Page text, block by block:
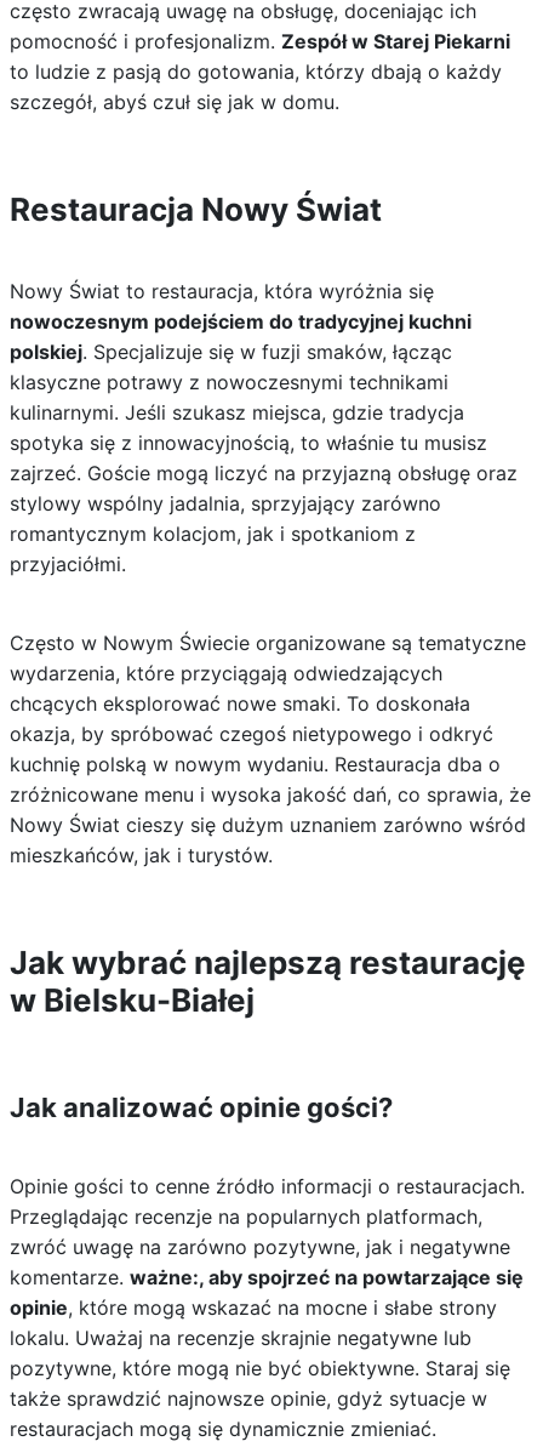
często zwracają uwagę na obsługę, doceniając ich
pomocność i profesjonalizm. Zespół w Starej Piekarni
to ludzie z pasją do gotowania, którzy dbają o każdy
szczegół, abyś czuł się jak w domu.
Restauracja Nowy Świat
Nowy Świat to restauracja, która wyróżnia się
nowoczesnym podejściem do tradycyjnej kuchni
polskiej. Specjalizuje się w fuzji smaków, łącząc
klasyczne potrawy z nowoczesnymi technikami
kulinarnymi. Jeśli szukasz miejsca, gdzie tradycja
spotyka się z innowacyjnością, to właśnie tu musisz
zajrzeć. Goście mogą liczyć na przyjazną obsługę oraz
stylowy wspólny jadalnia, sprzyjający zarówno
romantycznym kolacjom, jak i spotkaniom z
przyjaciółmi.
Często w Nowym Świecie organizowane są tematyczne
wydarzenia, które przyciągają odwiedzających
chcących eksplorować nowe smaki. To doskonała
okazja, by spróbować czegoś nietypowego i odkryć
kuchnię polską w nowym wydaniu. Restauracja dba o
zróżnicowane menu i wysoka jakość dań, co sprawia, że
Nowy Świat cieszy się dużym uznaniem zarówno wśród
mieszkańców, jak i turystów.
Jak wybrać najlepszą restaurację
w Bielsku-Białej
Jak analizować opinie gości?
Opinie gości to cenne źródło informacji o restauracjach.
Przeglądając recenzje na popularnych platformach,
zwróć uwagę na zarówno pozytywne, jak i negatywne
komentarze. ważne:, aby spojrzeć na powtarzające się
opinie, które mogą wskazać na mocne i słabe strony
lokalu. Uważaj na recenzje skrajnie negatywne lub
pozytywne, które mogą nie być obiektywne. Staraj się
także sprawdzić najnowsze opinie, gdyż sytuacje w
restauracjach mogą się dynamicznie zmieniać.